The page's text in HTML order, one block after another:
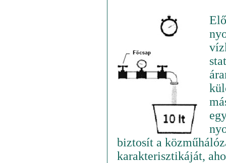
biztosít a
karakterisztikáját,